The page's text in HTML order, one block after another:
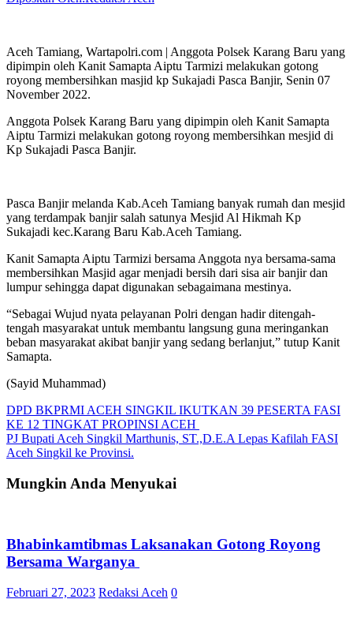
Aceh Tamiang, Wartapolri.com | Anggota Polsek Karang Baru yang
dipimpin oleh Kanit Samapta Aiptu Tarmizi melakukan gotong
royong membersihkan masjid kp Sukajadi Pasca Banjir, Senin 07
November 2022.
Anggota Polsek Karang Baru yang dipimpin oleh Kanit Samapta
Aiptu Tarmizi melakukan gotong royong membersihkan mesjid di
Kp Sukajadi Pasca Banjir.
Pasca Banjir melanda Kab.Aceh Tamiang banyak rumah dan mesjid
yang terdampak banjir salah satunya Mesjid Al Hikmah Kp
Sukajadi kec.Karang Baru Kab.Aceh Tamiang.
Kanit Samapta Aiptu Tarmizi bersama Anggota nya bersama-sama
membersihkan Masjid agar menjadi bersih dari sisa air banjir dan
lumpur sehingga dapat digunakan sebagaimana mestinya.
“Sebagai Wujud nyata pelayanan Polri dengan hadir ditengah-
tengah masyarakat untuk membantu langsung guna meringankan
beban masyarakat akibat banjir yang sedang berlanjut,” tutup Kanit
Samapta.
(Sayid Muhammad)
Navigasi
pos
DPD BKPRMI ACEH SINGKIL IKUTKAN 39 PESERTA FASI
KE 12 TINGKAT PROPINSI ACEH
PJ Bupati Aceh Singkil Marthunis, ST.,D.E.A Lepas Kafilah FASI
Aceh Singkil ke Provinsi.
Mungkin Anda Menyukai
Bhabinkamtibmas Laksanakan Gotong Royong
Bersama Warganya
Februari 27, 2023 Redaksi Aceh 0